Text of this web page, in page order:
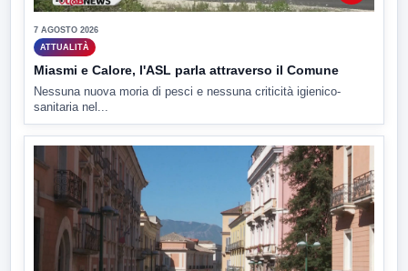
7 AGOSTO 2026
ATTUALITÀ
Miasmi e Calore, l'ASL parla attraverso il Comune
Nessuna nuova moria di pesci e nessuna criticità igienico-
sanitaria nel...